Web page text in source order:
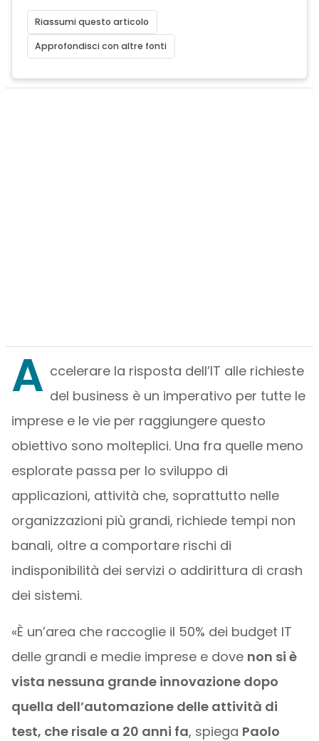
Riassumi questo articolo
Approfondisci con altre fonti
A ccelerare la risposta dell’IT alle richieste
del business è un imperativo per tutte le
imprese e le vie per raggiungere questo
obiettivo sono molteplici. Una fra quelle meno
esplorate passa per lo sviluppo di
applicazioni, attività che, soprattutto nelle
organizzazioni più grandi, richiede tempi non
banali, oltre a comportare rischi di
indisponibilità dei servizi o addirittura di crash
dei sistemi.
«È un’area che raccoglie il 50% dei budget IT
delle grandi e medie imprese e dove non si è
vista nessuna grande innovazione dopo
quella dell’automazione delle attività di
test, che risale a 20 anni fa, spiega Paolo